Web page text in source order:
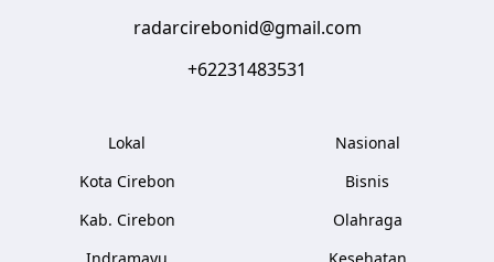
radarcirebonid@gmail.com
+62231483531
Lokal
Kota Cirebon
Kab. Cirebon
Nasional
Bisnis
Olahraga